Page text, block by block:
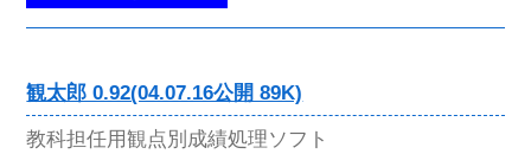
観太郎 0.92(04.07.16公開 89K)
教科担任用観点別成績処理ソフト